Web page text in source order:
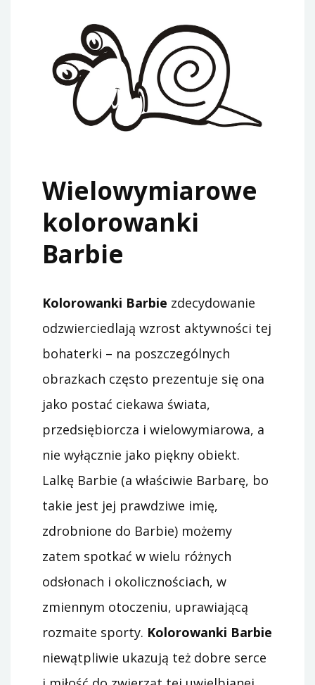
Wielowymiarowe
kolorowanki
Barbie
Kolorowanki Barbie zdecydowanie
odzwierciedlają wzrost aktywności tej
bohaterki – na poszczególnych
obrazkach często prezentuje się ona
jako postać ciekawa świata,
przedsiębiorcza i wielowymiarowa, a
nie wyłącznie jako piękny obiekt.
Lalkę Barbie (a właściwie Barbarę, bo
takie jest jej prawdziwe imię,
zdrobnione do Barbie) możemy
zatem spotkać w wielu różnych
odsłonach i okolicznościach, w
zmiennym otoczeniu, uprawiającą
rozmaite sporty. Kolorowanki Barbie
niewątpliwie ukazują też dobre serce